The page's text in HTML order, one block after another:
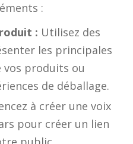
:
: Utilisez des
les principales
vos produits ou
de déballage.
à créer une voix
pour créer un lien